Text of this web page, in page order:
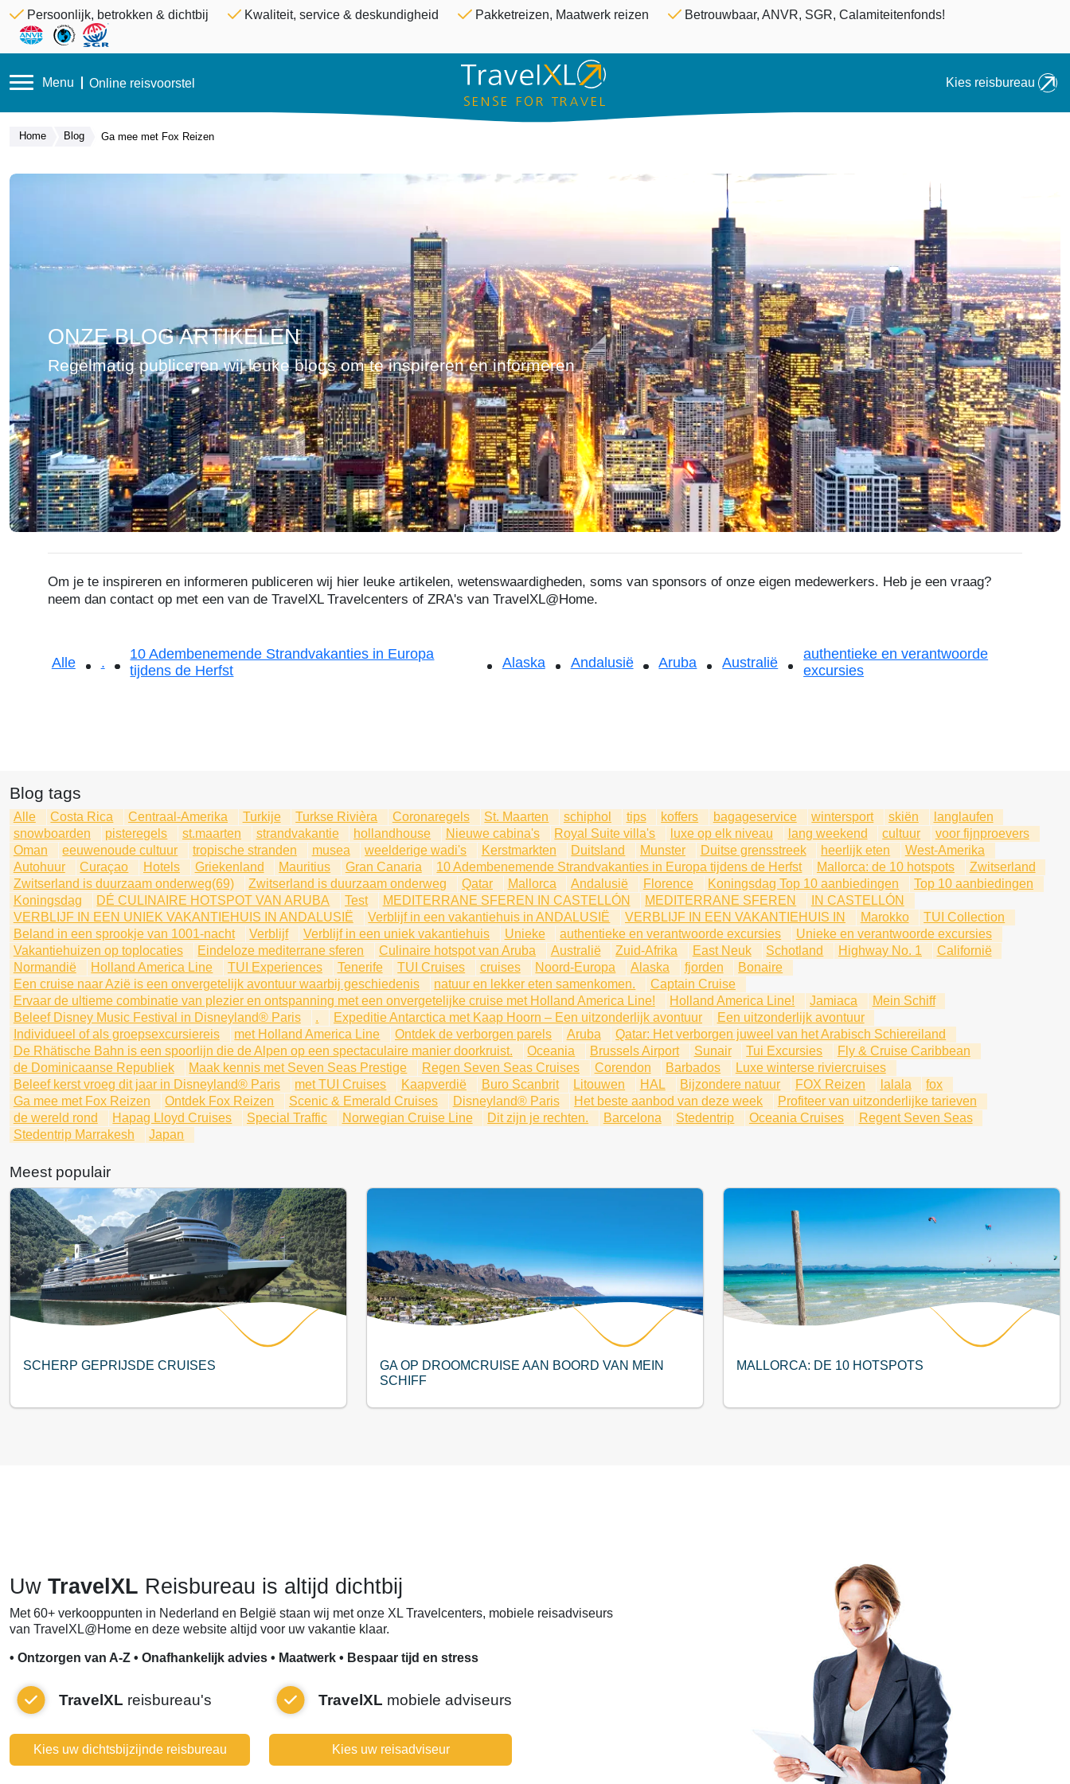
Overslaan en naar de inhoud gaan
Persoonlijk, betrokken & dichtbij Kwaliteit, service & deskundigheid Pakketreizen, Maatwerk reizen Betrouwbaar, ANVR, SGR, Calamiteitenfonds!
Menu Online reisvoorstel Kies reisbureau
Home Blog Ga mee met Fox Reizen
ONZE BLOG ARTIKELEN
Regelmatig publiceren wij leuke blogs om te inspireren en informeren
Om je te inspireren en informeren publiceren wij hier leuke artikelen, wetenswaardigheden, soms van sponsors of onze eigen medewerkers. Heb je een vraag?
neem dan contact op met een van de TravelXL Travelcenters of ZRA's van TravelXL@Home.
Alle .
10 Adembenemende Strandvakanties in Europa
tijdens de Herfst
Alaska Andalusië Aruba Australië
authentieke en verantwoorde
excursies
Blog tags
Alle Costa Rica Centraal-Amerika Turkije Turkse Rivièra Coronaregels St. Maarten schiphol tips koffers bagageservice wintersport skiën
langlaufen
snowboarden
pisteregels st.maarten strandvakantie hollandhouse Nieuwe cabina's Royal Suite villa's luxe op elk niveau lang weekend cultuur
voor fijnproevers
Oman
eeuwenoude cultuur tropische stranden musea weelderige wadi's Kerstmarkten Duitsland Munster Duitse grensstreek heerlijk eten
West-Amerika
Autohuur
Curaçao Hotels Griekenland Mauritius Gran Canaria 10 Adembenemende Strandvakanties in Europa tijdens de Herfst Mallorca: de 10 hotspots
Zwitserland
Zwitserland is duurzaam onderweg(69)
Zwitserland is duurzaam onderweg Qatar Mallorca Andalusië Florence Koningsdag Top 10 aanbiedingen
Top 10 aanbiedingen
Koningsdag
DÉ CULINAIRE HOTSPOT VAN ARUBA Test MEDITERRANE SFEREN IN CASTELLÓN MEDITERRANE SFEREN
IN CASTELLÓN
VERBLIJF IN EEN UNIEK VAKANTIEHUIS IN ANDALUSIË
Verblijf in een vakantiehuis in ANDALUSIË VERBLIJF IN EEN VAKANTIEHUIS IN Marokko
TUI Collection
Beland in een sprookje van 1001-nacht
Verblijf Verblijf in een uniek vakantiehuis Unieke authentieke en verantwoorde excursies
Unieke en verantwoorde excursies
Vakantiehuizen op toplocaties
Eindeloze mediterrane sferen Culinaire hotspot van Aruba Australië Zuid-Afrika East Neuk Schotland Highway No. 1
Californië
Normandië
Holland America Line TUI Experiences Tenerife TUI Cruises cruises Noord-Europa Alaska fjorden
Bonaire
Een cruise naar Azië is een onvergetelijk avontuur waarbij geschiedenis
natuur en lekker eten samenkomen.
Captain Cruise
Ervaar de ultieme combinatie van plezier en ontspanning met een onvergetelijke cruise met Holland America Line!
Holland America Line! Jamiaca
Mein Schiff
Beleef Disney Music Festival in Disneyland® Paris
. Expeditie Antarctica met Kaap Hoorn – Een uitzonderlijk avontuur
Een uitzonderlijk avontuur
Individueel of als groepsexcursiereis
met Holland America Line Ontdek de verborgen parels Aruba
Qatar: Het verborgen juweel van het Arabisch Schiereiland
De Rhätische Bahn is een spoorlijn die de Alpen op een spectaculaire manier doorkruist.
Oceania Brussels Airport Sunair Tui Excursies
Fly & Cruise Caribbean
de Dominicaanse Republiek
Maak kennis met Seven Seas Prestige Regen Seven Seas Cruises Corendon Barbados
Luxe winterse riviercruises
Beleef kerst vroeg dit jaar in Disneyland® Paris
met TUI Cruises Kaapverdië Buro Scanbrit Litouwen HAL Bijzondere natuur FOX Reizen lalala
fox
Ga mee met Fox Reizen
Ontdek Fox Reizen Scenic & Emerald Cruises Disneyland® Paris Het beste aanbod van deze week
Profiteer van uitzonderlijke tarieven
de wereld rond
Hapag Lloyd Cruises Special Traffic Norwegian Cruise Line Dit zijn je rechten. Barcelona Stedentrip Oceania Cruises
Regent Seven Seas
Stedentrip Marrakesh
Japan
Meest populair
SCHERP GEPRIJSDE CRUISES
GA OP DROOMCRUISE AAN BOORD VAN MEIN
SCHIFF
MALLORCA: DE 10 HOTSPOTS
Uw TravelXL Reisbureau is altijd dichtbij
Met 60+ verkooppunten in Nederland en België staan wij met onze XL Travelcenters, mobiele reisadviseurs
van TravelXL@Home en deze website altijd voor uw vakantie klaar.
• Ontzorgen van A-Z • Onafhankelijk advies • Maatwerk • Bespaar tijd en stress
TravelXL reisbureau's
Kies uw dichtsbijzijnde reisbureau
TravelXL mobiele adviseurs
Kies uw reisadviseur